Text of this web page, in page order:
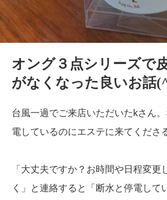
オング３点シリーズで
がなくなった良いお話
台風一過でご来店いただいたkさん
電しているのにエステに来てくださ
「大丈夫ですか？お時間や日程変更
く」と連絡すると「断水と停電して